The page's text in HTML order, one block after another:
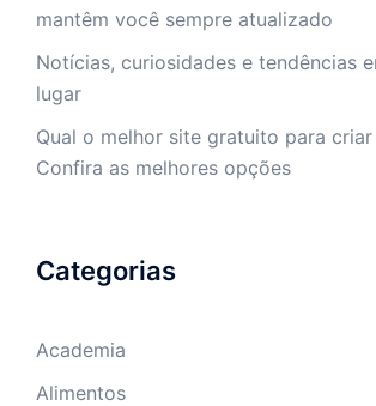
mantêm você sempre atualizado
Notícias, curiosidades e tendências
lugar
Qual o melhor site gratuito para criar
Confira as melhores opções
Categorias
Academia
Alimentos